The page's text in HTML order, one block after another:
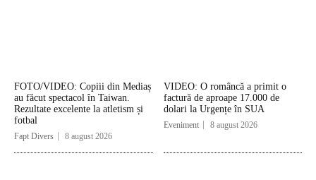
FOTO/VIDEO: Copiii din Mediaș
au făcut spectacol în Taiwan.
Rezultate excelente la atletism și
fotbal
Fapt Divers 8 august 2026
VIDEO: O româncă a primit o
factură de aproape 17.000 de
dolari la Urgențe în SUA
Eveniment 8 august 2026